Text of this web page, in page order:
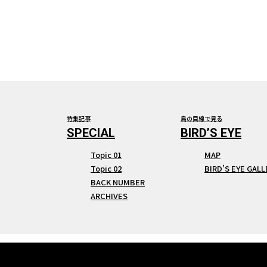
特集記事
Topic 01
Topic 02
BACK NUMBER
ARCHIVES
鳥の目線で見る
MAP
BIRD’S EYE